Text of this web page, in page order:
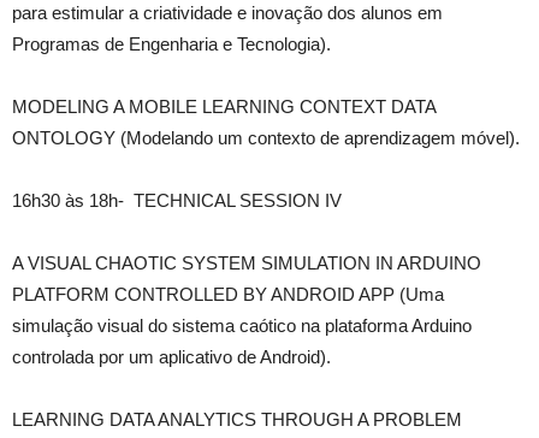
para estimular a criatividade e inovação dos alunos em
Programas de Engenharia e Tecnologia).
MODELING A MOBILE LEARNING CONTEXT DATA
ONTOLOGY (Modelando um contexto de aprendizagem móvel).
16h30 às 18h- TECHNICAL SESSION IV
A VISUAL CHAOTIC SYSTEM SIMULATION IN ARDUINO
PLATFORM CONTROLLED BY ANDROID APP (Uma
simulação visual do sistema caótico na plataforma Arduino
controlada por um aplicativo de Android).
LEARNING DATA ANALYTICS THROUGH A PROBLEM